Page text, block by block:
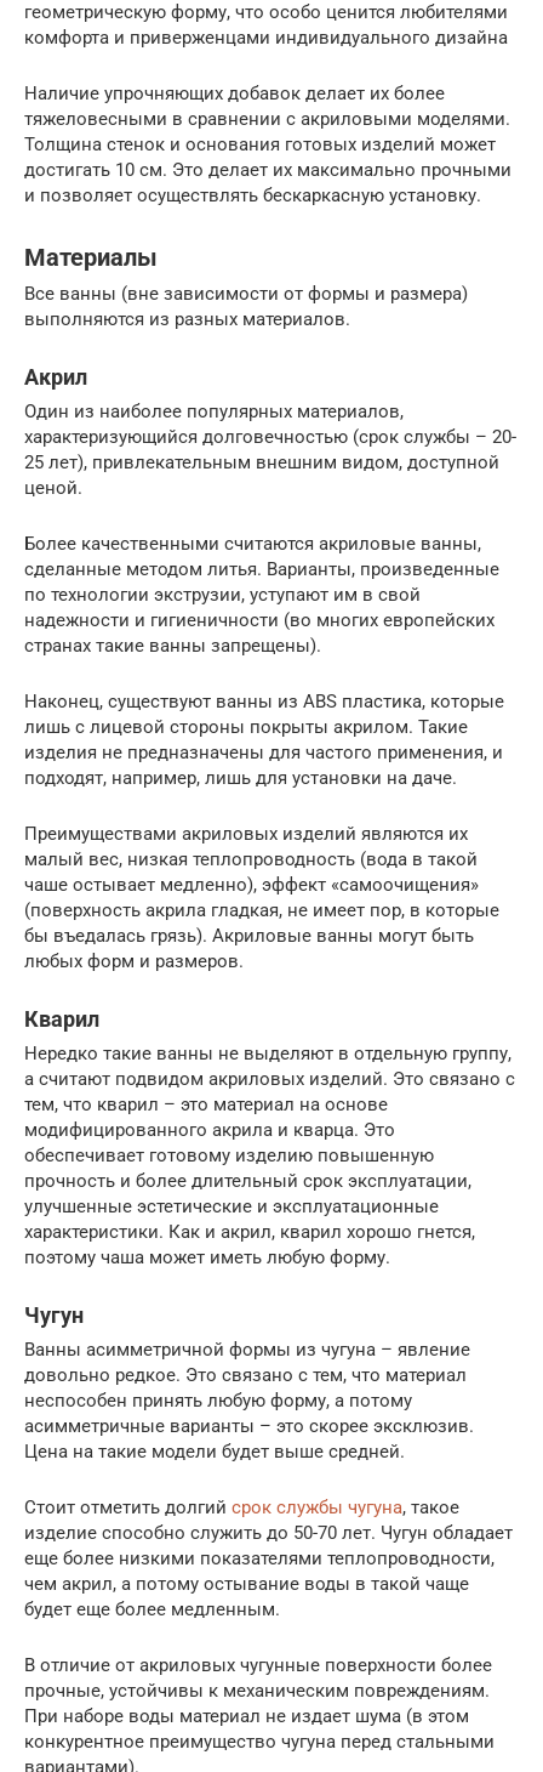
геометрическую форму, что особо ценится любителями
комфорта и приверженцами индивидуального дизайна
Наличие упрочняющих добавок делает их более
тяжеловесными в сравнении с акриловыми моделями.
Толщина стенок и основания готовых изделий может
достигать 10 см. Это делает их максимально прочными
и позволяет осуществлять бескаркасную установку.
Материалы
Все ванны (вне зависимости от формы и размера)
выполняются из разных материалов.
Акрил
Один из наиболее популярных материалов,
характеризующийся долговечностью (срок службы – 20-
25 лет), привлекательным внешним видом, доступной
ценой.
Более качественными считаются акриловые ванны,
сделанные методом литья. Варианты, произведенные
по технологии экструзии, уступают им в свой
надежности и гигиеничности (во многих европейских
странах такие ванны запрещены).
Наконец, существуют ванны из ABS пластика, которые
лишь с лицевой стороны покрыты акрилом. Такие
изделия не предназначены для частого применения, и
подходят, например, лишь для установки на даче.
Преимуществами акриловых изделий являются их
малый вес, низкая теплопроводность (вода в такой
чаше остывает медленно), эффект «самоочищения»
(поверхность акрила гладкая, не имеет пор, в которые
бы въедалась грязь). Акриловые ванны могут быть
любых форм и размеров.
Кварил
Нередко такие ванны не выделяют в отдельную группу,
а считают подвидом акриловых изделий. Это связано с
тем, что кварил – это материал на основе
модифицированного акрила и кварца. Это
обеспечивает готовому изделию повышенную
прочность и более длительный срок эксплуатации,
улучшенные эстетические и эксплуатационные
характеристики. Как и акрил, кварил хорошо гнется,
поэтому чаша может иметь любую форму.
Чугун
Ванны асимметричной формы из чугуна – явление
довольно редкое. Это связано с тем, что материал
неспособен принять любую форму, а потому
асимметричные варианты – это скорее эксклюзив.
Цена на такие модели будет выше средней.
Стоит отметить долгий срок службы чугуна, такое
изделие способно служить до 50-70 лет. Чугун обладает
еще более низкими показателями теплопроводности,
чем акрил, а потому остывание воды в такой чаще
будет еще более медленным.
В отличие от акриловых чугунные поверхности более
прочные, устойчивы к механическим повреждениям.
При наборе воды материал не издает шума (в этом
конкурентное преимущество чугуна перед стальными
вариантами).